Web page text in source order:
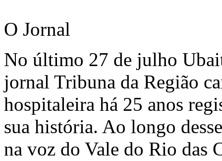
O Jornal
No último 27 de julho
jornal Tribuna da Região
hospitaleira há 25 anos
sua história. Ao longo
na voz do Vale do Rio das